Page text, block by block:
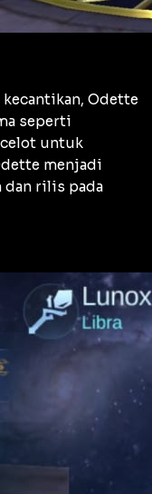
kecantikan, Odette
seperti
untuk
menjadi
dan rilis pada